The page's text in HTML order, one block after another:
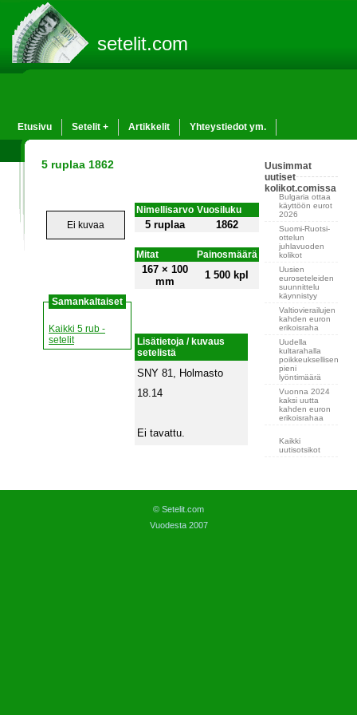
setelit.com
Etusivu Setelit + Artikkelit Yhteystiedot ym.
5 ruplaa 1862
Ei kuvaa
Samankaltaiset
Kaikki 5 rub -
setelit
Nimellisarvo Vuosiluku
5 ruplaa 1862
Mitat Painosmäärä
167 × 100
mm
1 500 kpl
Lisätietoja / kuvaus
setelistä
SNY 81, Holmasto
18.14
Ei tavattu.
Uusimmat
uutiset
kolikot.comissa
Bulgaria ottaa
käyttöön eurot
2026
Suomi-Ruotsi-
ottelun
juhlavuoden
kolikot
Uusien
euroseteleiden
suunnittelu
käynnistyy
Valtiovierailujen
kahden euron
erikoisraha
Uudella
kultarahalla
poikkeuksellisen
pieni
lyöntimäärä
Vuonna 2024
kaksi uutta
kahden euron
erikoisrahaa
Kaikki
uutisotsikot
© Setelit.com
Vuodesta 2007